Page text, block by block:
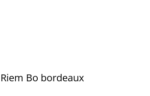
Riem Bo bordeaux